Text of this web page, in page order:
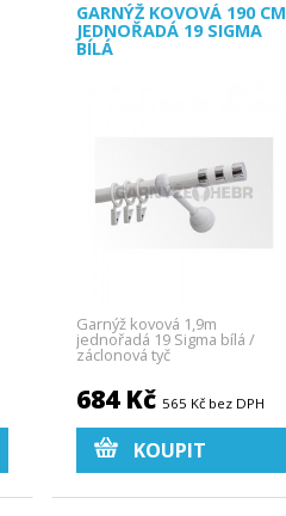
GARNÝŽ KOVOVÁ 190 CM
JEDNOŘADÁ 19 SIGMA
BÍLÁ
Garnýž kovová 1,9m
jednořadá 19 Sigma bílá /
záclonová tyč
684 Kč 565 Kč bez DPH
KOUPIT